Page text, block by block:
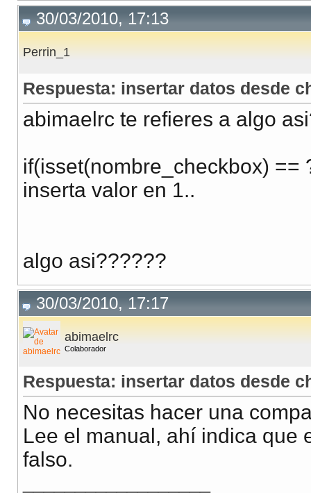
30/03/2010, 17:13
Perrin_1
Respuesta: insertar datos desde
abimaelrc te refieres a algo
if(isset(nombre_checkbox) ==
inserta valor en 1..
algo asi??????
30/03/2010, 17:17
abimaelrc
Colaborador
Respuesta: insertar datos desde
No necesitas hacer una
Lee el manual, ahí indica que
falso.